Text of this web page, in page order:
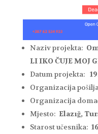
Naziv projekta:
LI IKO ČUJE MOJ
Datum projekta:
Organizacija
Organizacija
Mjesto: Elazığ,
Starost učesnika: